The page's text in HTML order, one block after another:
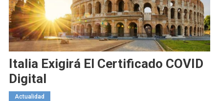
Italia Exigirá El Certificado COVID
Digital
Actualidad